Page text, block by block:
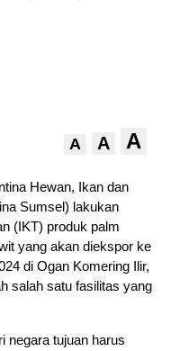
A A A
Hewan, Ikan dan
Sumsel) lakukan
(IKT) produk palm
yang akan diekspor ke
di Ogan Komering Ilir,
salah satu fasilitas yang
negara tujuan harus